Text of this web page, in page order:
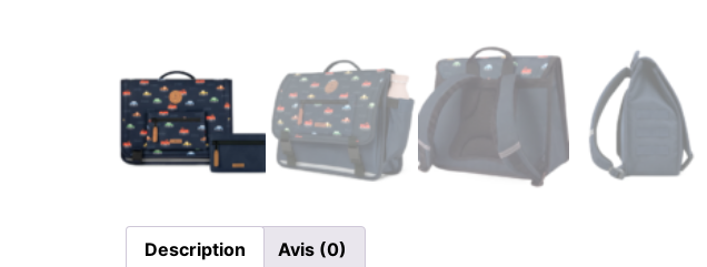
Description Avis (0)